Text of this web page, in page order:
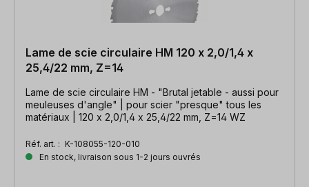
Lame de scie circulaire HM 120 x 2,0/1,4 x
25,4/22 mm, Z=14
Lame de scie circulaire HM - "Brutal jetable - aussi pour
meuleuses d'angle" | pour scier "presque" tous les
matériaux | 120 x 2,0/1,4 x 25,4/22 mm, Z=14 WZ
Réf. art. : K-108055-120-010
En stock, livraison sous 1-2 jours ouvrés